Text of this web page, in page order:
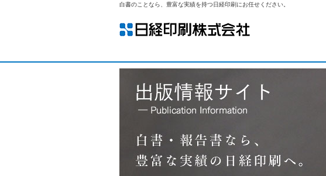
白書のことなら、豊富な実績を持つ日経印刷にお任せください。